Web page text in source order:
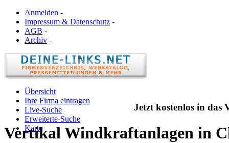
Anmelden -
Impressum & Datenschutz -
AGB -
Archiv -
Übersicht
Ihre Firma eintragen
Live-Suche
Erweiterte-Suche
Karte
Jetzt kostenlos in das
Vertikal Windkraftanlagen in